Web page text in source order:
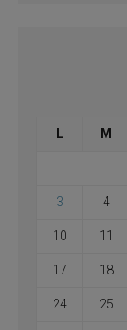
L M
3 4
10 11
17 18
24 25